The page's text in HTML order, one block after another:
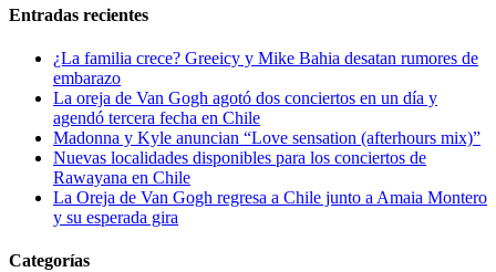
Entradas recientes
¿La familia crece? Greeicy y Mike Bahia desatan rumores de
embarazo
La oreja de Van Gogh agotó dos conciertos en un día y
agendó tercera fecha en Chile
Madonna y Kyle anuncian “Love sensation (afterhours mix)”
Nuevas localidades disponibles para los conciertos de
Rawayana en Chile
La Oreja de Van Gogh regresa a Chile junto a Amaia Montero
y su esperada gira
Categorías